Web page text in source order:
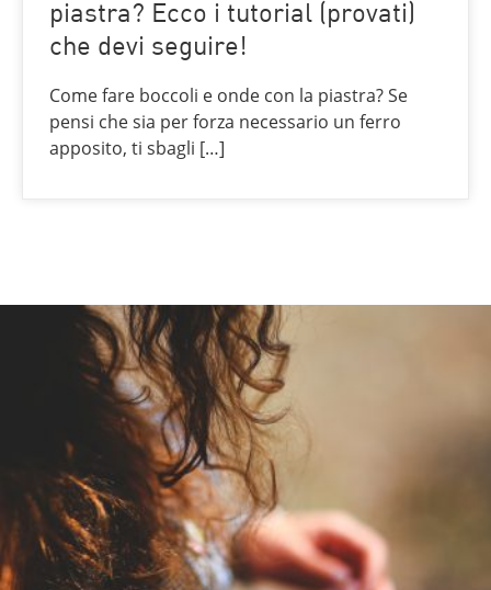
piastra? Ecco i tutorial (provati)
che devi seguire!
Come fare boccoli e onde con la piastra? Se
pensi che sia per forza necessario un ferro
apposito, ti sbagli […]